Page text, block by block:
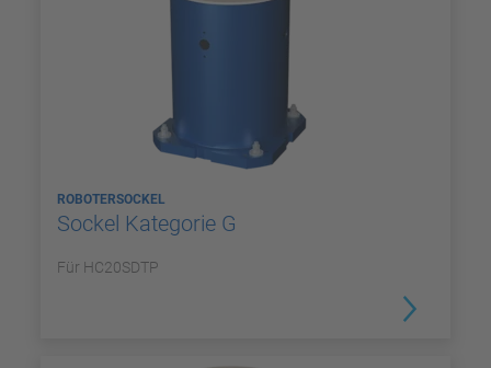
ROBOTERSOCKEL
Sockel Kategorie G
Für HC20SDTP